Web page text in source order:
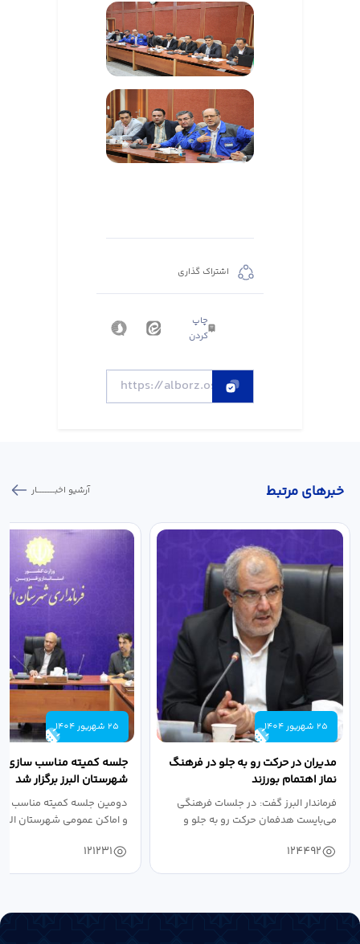
اشتراک گذاری
چاپ
کردن
خبر‌های مرتبط آرشیو اخبـــــــــــار
25 شهریور 1404
مدیران در حرکت رو به جلو در فرهنگ
نماز اهتمام بورزند
فرماندار البرز گفت: در جلسات فرهنگی
می‌بایست هدفمان حرکت رو به جلو و
124492
25 شهریور 1404
جلسه کمیته مناسب سازی
شهرستان البرز برگزار شد
دومین جلسه کمیته مناسب
و اماکن عمومی شهرستان
121231